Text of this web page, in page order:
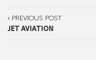
PREVIOUS POST
JET AVIATION